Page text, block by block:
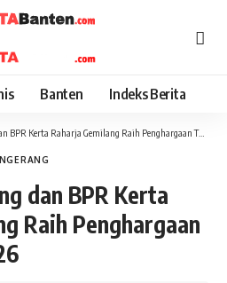
Banten Indeks Berita
Kerta Raharja Gemilang Raih Penghargaan The Finance 2026
dan BPR Kerta
Raih Penghargaan